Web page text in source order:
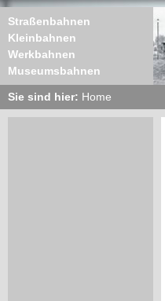
Straßenbahnen
Kleinbahnen
Werkbahnen
Museumsbahnen
Sie sind hier: Home